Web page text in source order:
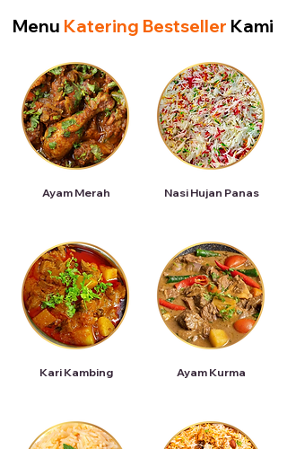
Menu Katering Bestseller Kami
Ayam Merah
Kari Kambing
Nasi Hujan Panas
Ayam Kurma